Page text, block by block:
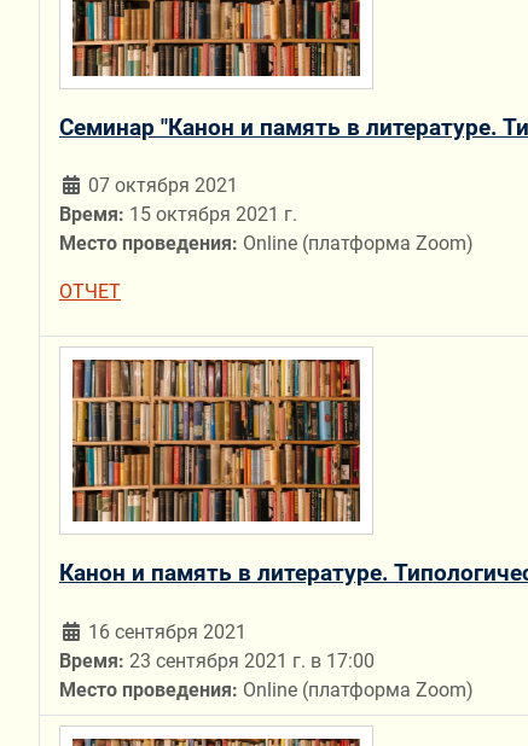
Семинар "Канон и память в литературе.
07 октября 2021
Время: 15 октября 2021 г.
Место проведения: Online (платформа Zoom)
ОТЧЕТ
Канон и память в литературе.
16 сентября 2021
Время: 23 сентября 2021 г. в 17:00
Место проведения: Online (платформа Zoom)